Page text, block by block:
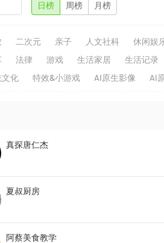
日榜 周榜 月榜
二次元 亲子 人文社科
休闲娱
法律 游戏 生活家居
生活记录
文化 特效&小游戏 AI原生影像 AI
真探唐仁杰
夏叔厨房
阿蔡美食教学